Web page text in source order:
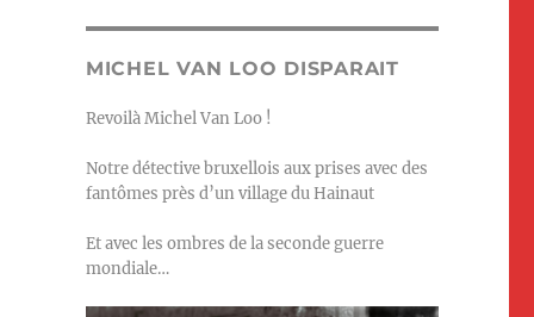
MICHEL VAN LOO DISPARAIT
Revoilà Michel Van Loo !
Notre détective bruxellois aux prises avec des
fantômes près d’un village du Hainaut
Et avec les ombres de la seconde guerre
mondiale…